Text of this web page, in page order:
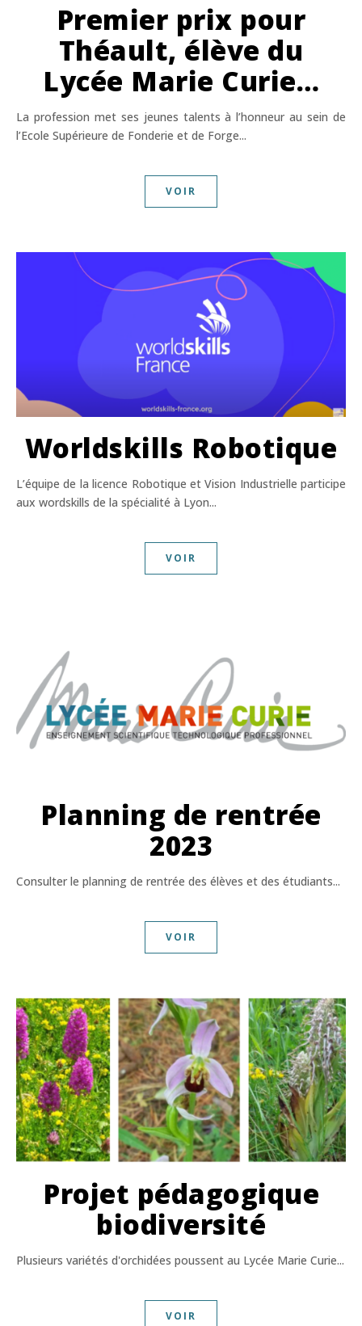
Premier prix pour
Théault, élève du
Lycée Marie Curie…
La profession met ses jeunes talents à l’honneur au sein de
l’Ecole Supérieure de Fonderie et de Forge...
VOIR
Worldskills Robotique
L’équipe de la licence Robotique et Vision Industrielle participe
aux wordskills de la spécialité à Lyon...
VOIR
Planning de rentrée
2023
Consulter le planning de rentrée des élèves et des étudiants...
VOIR
Projet pédagogique
biodiversité
Plusieurs variétés d'orchidées poussent au Lycée Marie Curie...
VOIR